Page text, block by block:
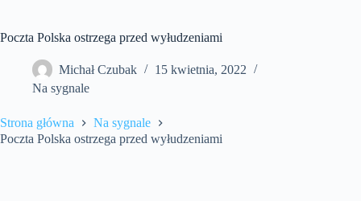
Poczta Polska ostrzega przed wyłudzeniami
Michał Czubak
15 kwietnia, 2022
Na sygnale
Strona główna
Na sygnale
Poczta Polska ostrzega przed wyłudzeniami